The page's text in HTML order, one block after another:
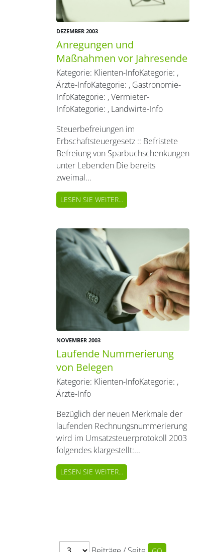
DEZEMBER 2003
Anregungen und
Maßnahmen vor Jahresende
Kategorie: Klienten-InfoKategorie: ,
Ärzte-InfoKategorie: , Gastronomie-
InfoKategorie: ,Vermieter-
InfoKategorie: , Landwirte-Info
Steuerbefreiungen im
Erbschaftsteuergesetz :: Befristete
Befreiung von Sparbuchschenkungen
unter Lebenden Die bereits
zweimal...
LESEN SIE WEITER...
NOVEMBER 2003
Laufende Nummerierung
von Belegen
Kategorie: Klienten-InfoKategorie: ,
Ärzte-Info
Bezüglich der neuen Merkmale der
laufenden Rechnungsnummerierung
wird im Umsatzsteuerprotokoll 2003
folgendes klargestellt:...
LESEN SIE WEITER...